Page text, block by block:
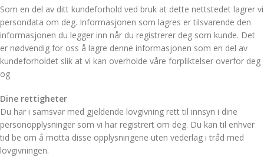
Som en del av ditt kundeforhold ved bruk at dette nettstedet lagrer vi
persondata om deg. Informasjonen som lagres er tilsvarende den
informasjonen du legger inn når du registrerer deg som kunde. Det
er nødvendig for oss å lagre denne informasjonen som en del av
kundeforholdet slik at vi kan overholde våre forpliktelser overfor deg
og
Dine rettigheter
Du har i samsvar med gjeldende lovgivning rett til innsyn i dine
personopplysninger som vi har registrert om deg. Du kan til enhver
tid be om å motta disse opplysningene uten vederlag i tråd med
lovgivningen.